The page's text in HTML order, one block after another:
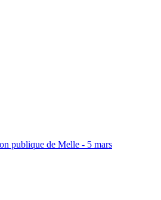
publique de Melle - 5 mars